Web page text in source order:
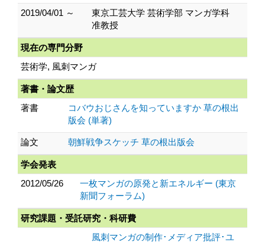
2019/04/01 ～
東京工芸大学 芸術学部 マンガ学科
准教授
現在の専門分野
芸術学, 風刺マンガ
著書・論文歴
著書
コバウおじさんを知っていますか 草の根出
版会 (単著)
論文 朝鮮戦争スケッチ 草の根出版会
学会発表
2012/05/26
一枚マンガの原発と新エネルギー (東京
新聞フォーラム)
研究課題・受託研究・科研費
風刺マンガの制作･メディア批評･ユ